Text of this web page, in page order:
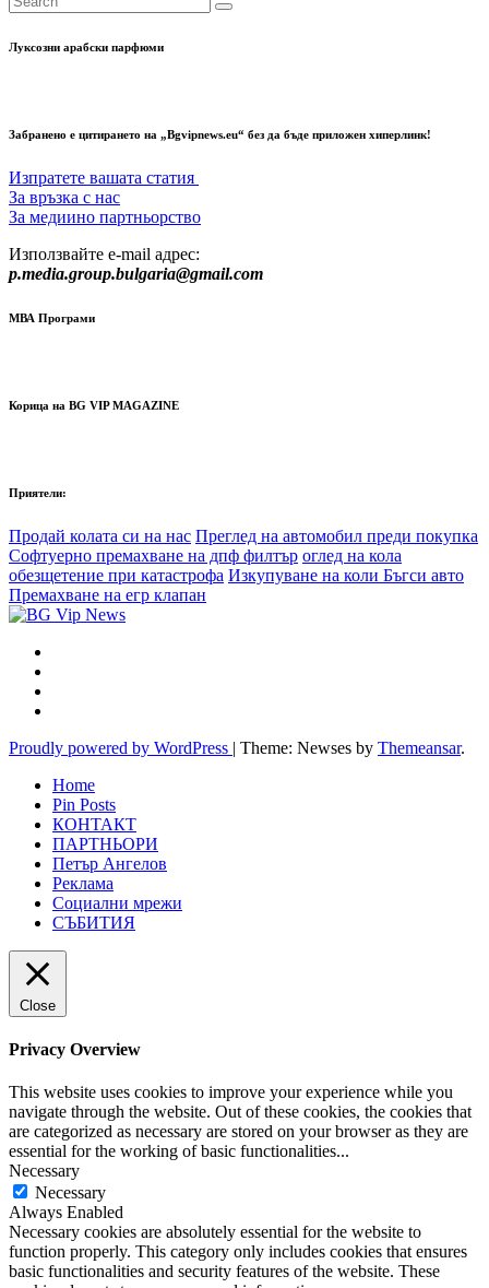
Луксозни арабски парфюми
Забранено е цитирането на „Bgvipnews.eu“ без да бъде приложен хиперлинк!
Изпратете вашата статия
За връзка с нас
За медиино партньорство
Използвайте e-mail адрес:
p.media.group.bulgaria@gmail.com
МВА Програми
Корица на BG VIP MAGAZINE
Приятели:
Продай колата си на нас Преглед на автомобил преди покупка
Софтуерно премахване на дпф филтър оглед на кола
обезщетение при катастрофа Изкупуване на коли Бъгси авто
Премахване на егр клапан
Proudly powered by WordPress | Theme: Newses by Themeansar.
Home
Pin Posts
КОНТАКТ
ПАРТНЬОРИ
Петър Ангелов
Реклама
Социални мрежи
СЪБИТИЯ
Close
Privacy Overview
This website uses cookies to improve your experience while you
navigate through the website. Out of these cookies, the cookies that
are categorized as necessary are stored on your browser as they are
essential for the working of basic functionalities...
Necessary
Necessary
Always Enabled
Necessary cookies are absolutely essential for the website to
function properly. This category only includes cookies that ensures
basic functionalities and security features of the website. These